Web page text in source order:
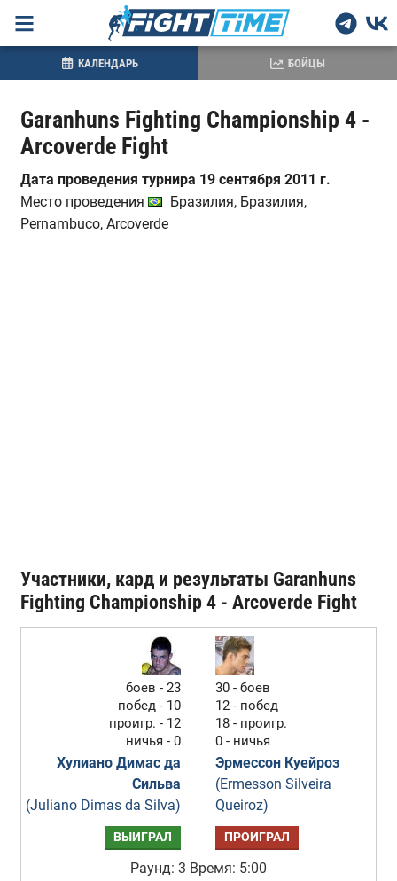
Garanhuns Fighting Championship 4 -
Arcoverde Fight
Дата проведения турнира 19 сентября 2011 г.
Место проведения
Бразилия, Бразилия,
Pernambuco, Arcoverde
Участники, кард и результаты Garanhuns
Fighting Championship 4 - Arcoverde Fight
боев - 23
побед - 10
проигр. - 12
ничья - 0
Хулиано Димас да
Сильва
(Juliano Dimas da Silva)
30 - боев
12 - побед
18 - проигр.
0 - ничья
Эрмессон Куейроз
(Ermesson Silveira
Queiroz)
ВЫИГРАЛ ПРОИГРАЛ
Раунд: 3 Время: 5:00
КАЛЕНДАРЬ БОЙЦЫ